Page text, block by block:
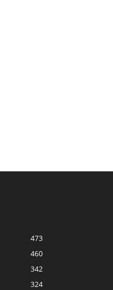
473
460
342
324